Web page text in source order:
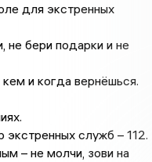
для экстренных
не бери подарки и не
и когда вернёшься.
экстренных служб – 112.
– не молчи, зови на